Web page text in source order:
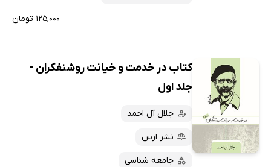
۱۲۵,۰۰۰ تومان
کتاب در خدمت و خیانت روشنفکران -
جلد اول
جلال آل احمد
نشر ارس
جامعه شناسی